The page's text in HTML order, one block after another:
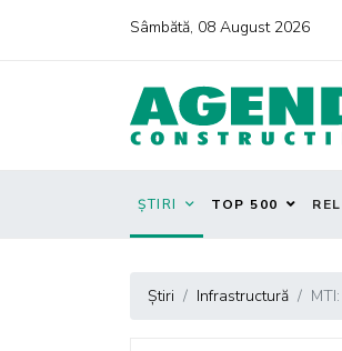
Sâmbătă, 08 August 2026
ȘTIRI TOP 500
Știri Infrastructură